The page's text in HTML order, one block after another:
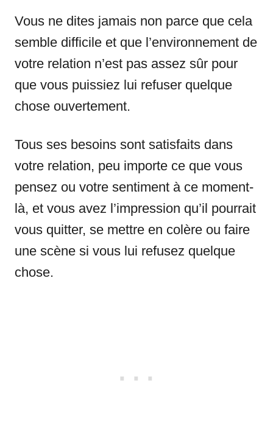
Vous ne dites jamais non parce que cela
semble difficile et que l’environnement de
votre relation n’est pas assez sûr pour
que vous puissiez lui refuser quelque
chose ouvertement.
Tous ses besoins sont satisfaits dans
votre relation, peu importe ce que vous
pensez ou votre sentiment à ce moment-
là, et vous avez l’impression qu’il pourrait
vous quitter, se mettre en colère ou faire
une scène si vous lui refusez quelque
chose.